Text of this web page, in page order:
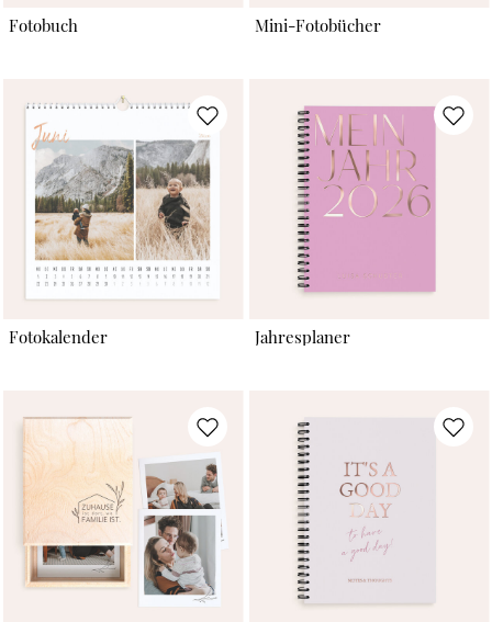
Fotobuch Mini-Fotobücher
Fotokalender Jahresplaner